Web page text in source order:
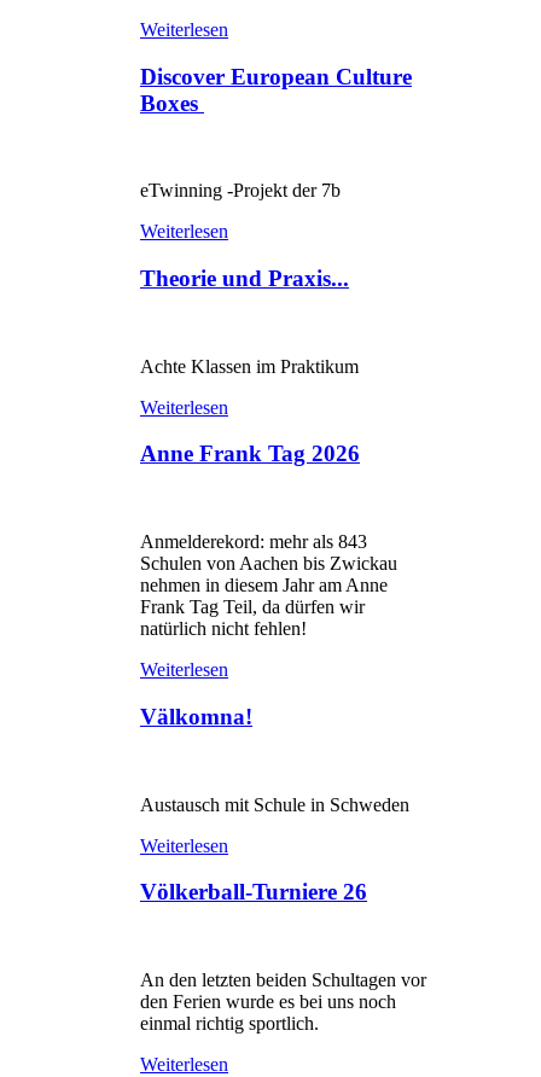
Weiterlesen
Discover European Culture
Boxes
eTwinning -Projekt der 7b
Weiterlesen
Theorie und Praxis...
Achte Klassen im Praktikum
Weiterlesen
Anne Frank Tag 2026
Anmelderekord: mehr als 843
Schulen von Aachen bis Zwickau
nehmen in diesem Jahr am Anne
Frank Tag Teil, da dürfen wir
natürlich nicht fehlen!
Weiterlesen
Välkomna!
Austausch mit Schule in Schweden
Weiterlesen
Völkerball-Turniere 26
An den letzten beiden Schultagen vor
den Ferien wurde es bei uns noch
einmal richtig sportlich.
Weiterlesen